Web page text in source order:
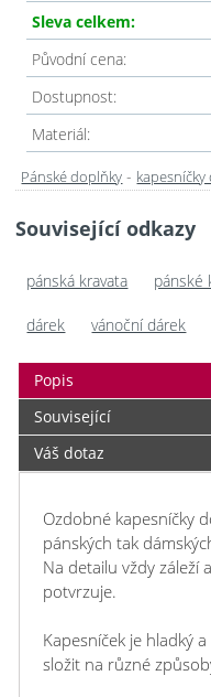
Sleva celkem:
Původní cena:
Dostupnost:
Materiál:
Pánské doplňky - kapesníčky
Související odkazy
pánská kravata pánské
dárek vánoční dárek
Popis
Související
Váš dotaz
Ozdobné kapesníčky
pánských tak
Na detailu vždy záleží
potvrzuje.
Kapesníček je hladký
složit na různé